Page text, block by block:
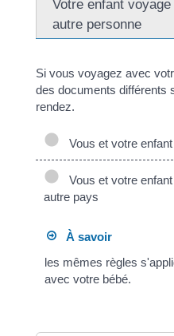
Votre enfant
autre personne
Si vous voyagez avec
des documents différents
rendez.
Vous et votre
Vous et votre
autre pays
À savoir
les mêmes règles
avec votre bébé.